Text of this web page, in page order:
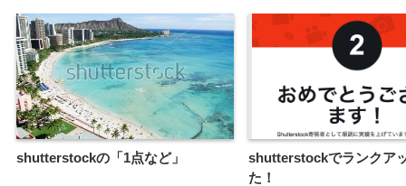
shutterstockの「1点など」
shutterstockでランクア
た！